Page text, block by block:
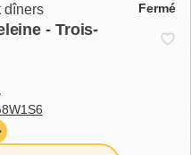
dîners Fermé
- Trois-